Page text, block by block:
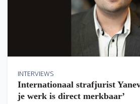
INTERVIEWS
Internationaal strafjurist
je werk is direct merkbaar’